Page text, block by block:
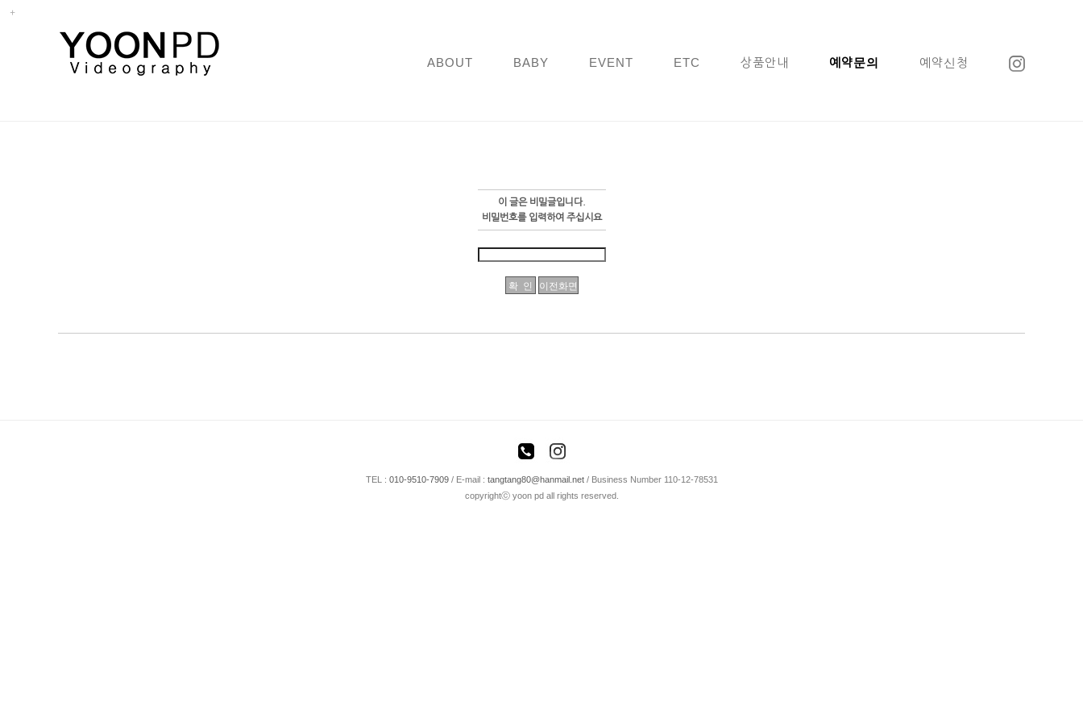
ABOUT BABY EVENT ETC 상품안내 예약문의 예약신청
이 글은 비밀글입니다.
비밀번호를 입력하여 주십시요
TEL : 010-9510-7909/ E-mail : tangtang80@hanmail.net/ Business Number 110-12-78531
copyrightⓒ yoon pd all rights reserved.